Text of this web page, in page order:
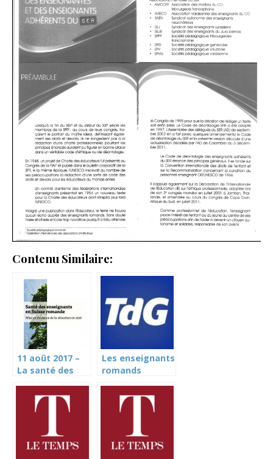
Contenu Similaire:
11 août 2017 –
La santé des
détériore, 40%
d’entre eux
burn-out (RTS
et SER)
Les enseignants
romands
pouvoir mieux
se préparer